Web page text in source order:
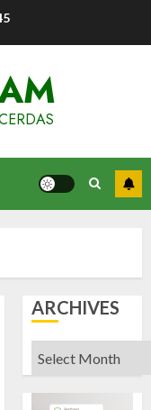
ARCHIVES
Archives